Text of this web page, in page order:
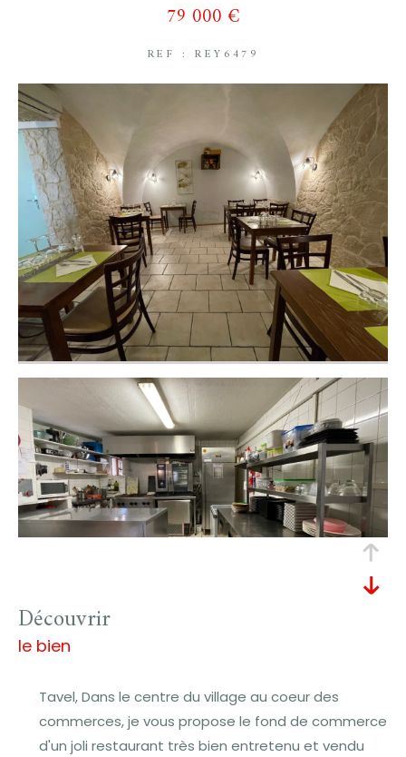
79 000 €
REF : REY6479
découvrir
le bien
Tavel, Dans le centre du village au coeur des
commerces, je vous propose le fond de commerce
d'un joli restaurant très bien entretenu et vendu